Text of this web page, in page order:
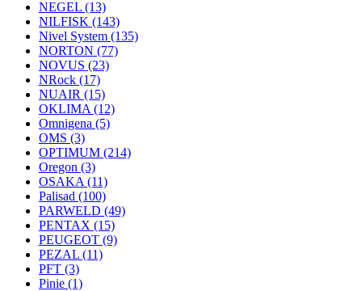
NEGEL (13)
NILFISK (143)
Nivel System (135)
NORTON (77)
NOVUS (23)
NRock (17)
NUAIR (15)
OKLIMA (12)
Omnigena (5)
OMS (3)
OPTIMUM (214)
Oregon (3)
OSAKA (11)
Palisad (100)
PARWELD (49)
PENTAX (15)
PEUGEOT (9)
PEZAL (11)
PFT (3)
Pinie (1)